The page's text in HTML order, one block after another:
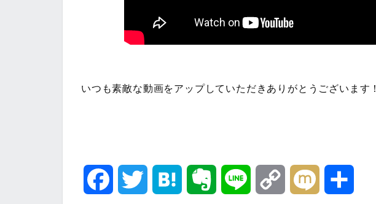
いつも素敵な動画をアップしていただきありがとうございます！